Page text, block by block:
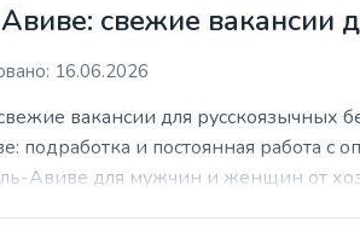
свежие вакансии
16.06.2026
вакансии для русскоязычных
подработка и постоянная работа с
Авиве для мужчин и женщин от